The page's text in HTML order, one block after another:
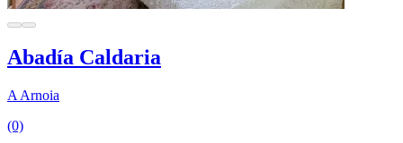
Abadía Caldaria
A Arnoia
(0)